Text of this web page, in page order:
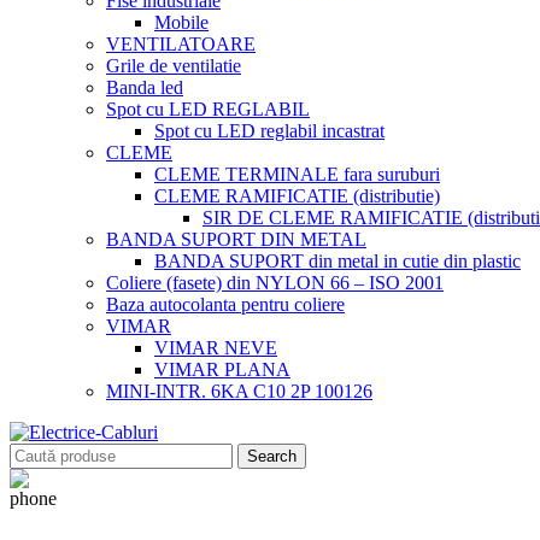
Mobile
VENTILATOARE
Grile de ventilatie
Banda led
Spot cu LED REGLABIL
Spot cu LED reglabil incastrat
CLEME
CLEME TERMINALE fara suruburi
CLEME RAMIFICATIE (distributie)
SIR DE CLEME RAMIFICATIE
BANDA SUPORT DIN METAL
BANDA SUPORT din metal in cutie din plastic
Coliere (fasete) din NYLON 66 – ISO 2001
Baza autocolanta pentru coliere
VIMAR
VIMAR NEVE
VIMAR PLANA
MINI-INTR. 6KA C10 2P 100126
Search